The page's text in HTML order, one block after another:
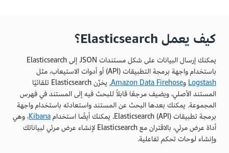
كيف يعمل Elasticsearch؟
يمكنك إرسال البيانات على شكل مستندات JSON إلى Elasticsearch
باستخدام واجهة برمجة التطبيقات (API) أو أدوات الاستيعاب، مثل
Logstash وAmazon Data Firehose.
يخزّن Elasticsearch تلقائيًا
المستند الأصلي، ويضيف مرجعًا قابلاً للبحث فيه إلى المستند في فهرس
المجموعة. يمكنك بعدها البحث عن المستند واستعادته باستخدام واجهة
برمجة تطبيقات (API) Elasticsearch. يمكنك أيضًا استخدام
Kibana، وهي
أداة عرض مرئي، بالاقتران مع Elasticsearch لإنشاء عرض مرئي لبياناتك
وإنشاء لوحات تحكم تفاعلية.